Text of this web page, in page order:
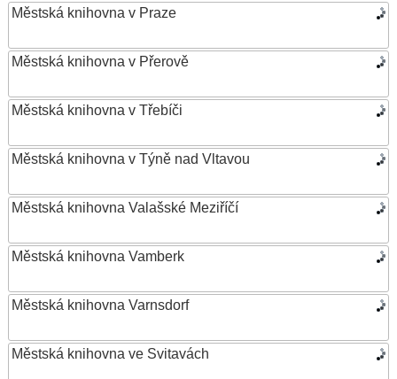
Městská knihovna v Praze
Městská knihovna v Přerově
Městská knihovna v Třebíči
Městská knihovna v Týně nad Vltavou
Městská knihovna Valašské Meziříčí
Městská knihovna Vamberk
Městská knihovna Varnsdorf
Městská knihovna ve Svitavách